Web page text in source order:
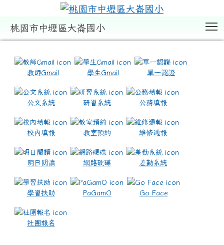
桃園市中壢區大崙國小
教師Gmail 學生Gmail 單一認證
公文系統 研習系統 公務填報
校內填報 教室預約 維修通報
明日閱讀 網路硬碟 差勤系統
學習扶助 PaGamO Go Face
社團報名